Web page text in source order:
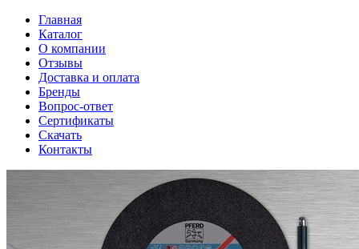
Главная
Каталог
О компании
Отзывы
Доставка и оплата
Бренды
Вопрос-ответ
Сертификаты
Скачать
Контакты